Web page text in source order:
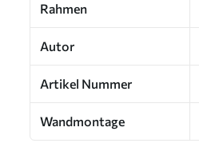
Rahmen
Autor
Artikel Nummer
Wandmontage